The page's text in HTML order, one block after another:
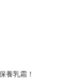
養乳霜！